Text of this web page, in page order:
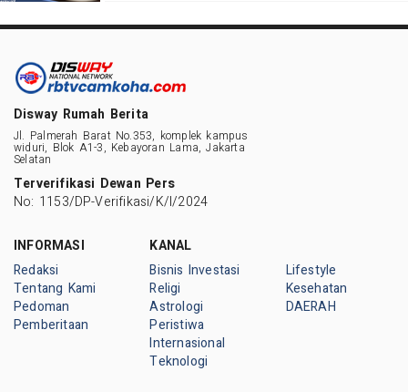
Disway Rumah Berita
Jl. Palmerah Barat No.353, komplek kampus
widuri, Blok A1-3, Kebayoran Lama, Jakarta
Selatan
Terverifikasi Dewan Pers
No: 1153/DP-Verifikasi/K/I/2024
INFORMASI
Redaksi
Tentang Kami
Pedoman
Pemberitaan
KANAL
Bisnis Investasi
Religi
Astrologi
Peristiwa
Internasional
Teknologi
Lifestyle
Kesehatan
DAERAH